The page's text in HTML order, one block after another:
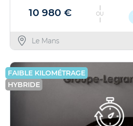
10 980 € OU
Le Mans
FAIBLE KILOMÉTRAGE
HYBRIDE